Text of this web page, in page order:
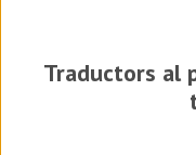
Traductors al